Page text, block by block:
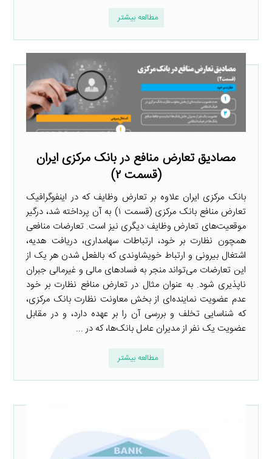
مطالعه بیشتر
مصادیق تعارض منافع در بانک مرکزی ایران
(قسمت ۲)
بانک مرکزی ایران علاوه بر تعارض وظایف که در اینفوگرافیک
تعارض منافع بانک مرکزی (قسمت ۱) به آن پرداخته شد، درگیر
موقعیت‌های تعارض وظایف دیگری نیز است. تعارضات منافعی
همچون نظارت بر خود، ارتباطات سهامداری، دریافت هدیه،
اشتغال بیرونی و ارتباط خویشاوندی که بالفعل شدن هر یک از
این تعارضات می‌تواند منجر به فسادهای مالی و غیرمالی جبران
ناپذیری شود. به عنوان مثال در تعارض منافع نظارت بر خود
عدم عضویت نماینده‌ای از بخش معاونت نظارت بانک مرکزی،
که شناسایی تخلف و بررسی آن را بر عهده دارد، و در مقابل
عضویت یک نفر از مدیران عامل بانک‌ها، که در ...
مطالعه بیشتر